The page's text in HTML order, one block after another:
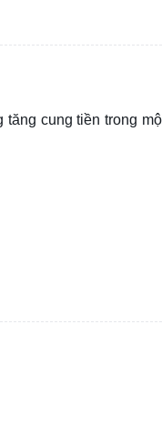
cung tiền trong